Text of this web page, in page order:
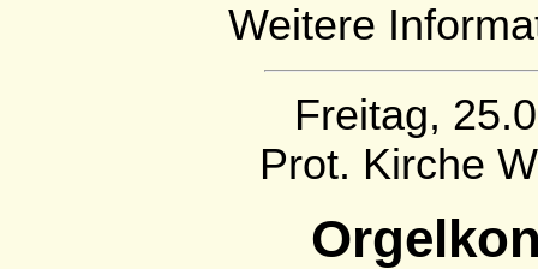
Weitere
Freitag,
Prot. Kirche